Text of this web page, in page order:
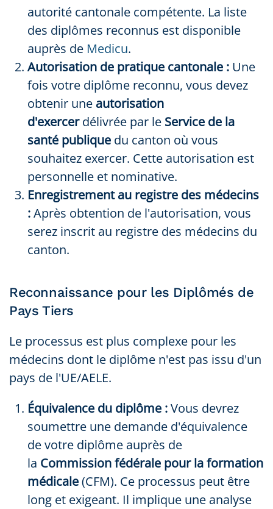
autorité cantonale compétente. La liste
des diplômes reconnus est disponible
auprès de Medicu.
Autorisation de pratique cantonale : Une
fois votre diplôme reconnu, vous devez
obtenir une autorisation
d'exercerdélivrée par le Service de la
santé publique du canton où vous
souhaitez exercer. Cette autorisation est
personnelle et nominative.
Enregistrement au registre des médecins
:Après obtention de l'autorisation, vous
serez inscrit au registre des médecins du
canton.
Reconnaissance pour les Diplômés de
Pays Tiers
Le processus est plus complexe pour les
médecins dont le diplôme n'est pas issu d'un
pays de l'UE/AELE.
Équivalence du diplôme :Vous devrez
soumettre une demande d'équivalence
de votre diplôme auprès de
la Commission fédérale pour la formation
médicale(CFM). Ce processus peut être
long et exigeant. Il implique une analyse